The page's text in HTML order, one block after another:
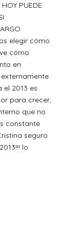
PUEDE
elegir cómo
cómo
en
2013 es
para crecer,
que no
constante
seguro
lo